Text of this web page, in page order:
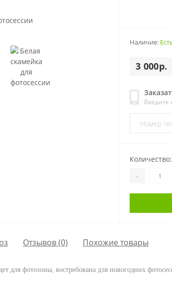
Наличие:
3 000р.
Введите
Количество:
-
Отзывов (0) Похожие товары
для фотозоны, востребована для новогодних